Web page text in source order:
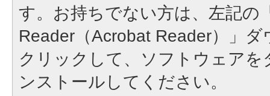
す。お持ちでない方は、左記の
Reader（Acrobat Reader）」
クリックして、ソフトウェア
ンストールしてください。